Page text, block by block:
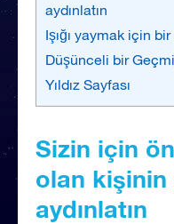
aydınlatın
Işığı yaymak için
Düşünceli bir
Yıldız Sayfası
Sizin için
olan kişinin
aydınlatın